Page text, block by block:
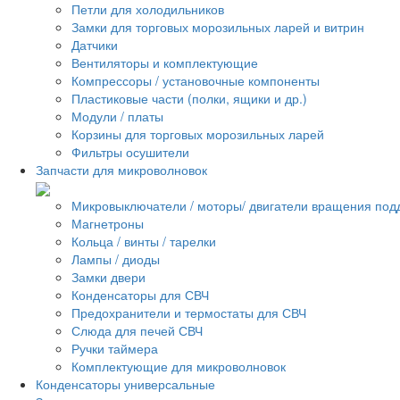
Петли для холодильников
Замки для торговых морозильных ларей и витрин
Датчики
Вентиляторы и комплектующие
Компрессоры / установочные компоненты
Пластиковые части (полки, ящики и др.)
Модули / платы
Корзины для торговых морозильных ларей
Фильтры осушители
Запчасти для микроволновок
Микровыключатели / моторы/ двигатели вращения
Магнетроны
Кольца / винты / тарелки
Лампы / диоды
Замки двери
Конденсаторы для СВЧ
Предохранители и термостаты для СВЧ
Слюда для печей СВЧ
Ручки таймера
Комплектующие для микроволновок
Конденсаторы универсальные